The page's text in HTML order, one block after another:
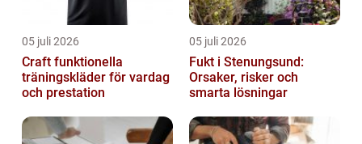
05 juli 2026
Craft funktionella
träningskläder för vardag
och prestation
05 juli 2026
Fukt i Stenungsund:
Orsaker, risker och
smarta lösningar